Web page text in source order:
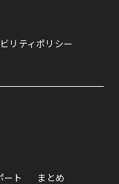
リティポリシー
ート
まとめ